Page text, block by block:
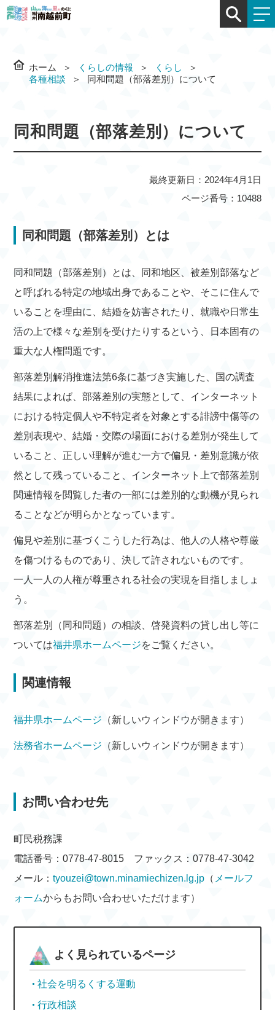
ホーム くらしの情報
くらし
各種相談
同和問題（部落差別）について
同和問題（部落差別）について
最終更新日：2024年4月1日
ページ番号：10488
同和問題（部落差別）とは
同和問題（部落差別）とは、同和地区、被差別部落など
と呼ばれる特定の地域出身であることや、そこに住んで
いることを理由に、結婚を妨害されたり、就職や日常生
活の上で様々な差別を受けたりするという、日本固有の
重大な人権問題です。
部落差別解消推進法第6条に基づき実施した、国の調査
結果によれば、部落差別の実態として、インターネット
における特定個人や不特定者を対象とする誹謗中傷等の
差別表現や、結婚・交際の場面における差別が発生して
いること、正しい理解が進む一方で偏見・差別意識が依
然として残っていること、インターネット上で部落差別
関連情報を閲覧した者の一部には差別的な動機が見られ
ることなどが明らかとなっています。
偏見や差別に基づくこうした行為は、他人の人格や尊厳
を傷つけるものであり、決して許されないものです。
一人一人の人権が尊重される社会の実現を目指しましょ
う。
部落差別（同和問題）の相談、啓発資料の貸し出し等に
ついては福井県ホームページをご覧ください。
関連情報
福井県ホームページ （新しいウィンドウが開きます）
法務省ホームページ （新しいウィンドウが開きます）
お問い合わせ先
町民税務課
電話番号：0778-47-8015 ファックス：0778-47-3042
メール：tyouzei@town.minamiechizen.lg.jp （ メールフ
ォームからもお問い合わせいただけます）
よく見られているページ
社会を明るくする運動
行政相談